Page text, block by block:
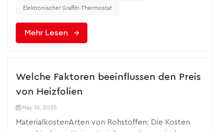
verhindern. Beispielsweise kann die Verwendung
mit einer Außenschicht aus
hochtemperaturbeständigem und
Außenwelt verhindern. Gleichzeitig ist der Draht mit
einem Überhitzungsschutz ausgestattet.
unterbrochen, um Brände durch Überhitzung zu
Elektronischer Graffiti-Thermostat
Mehr Lesen
Welche Faktoren beeinflussen den Preis
von Heizfolien
May 10, 2025
MaterialkostenArten von Rohstoffen: Die Kosten